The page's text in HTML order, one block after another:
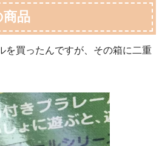
商品
を買ったんですが、その箱に二重